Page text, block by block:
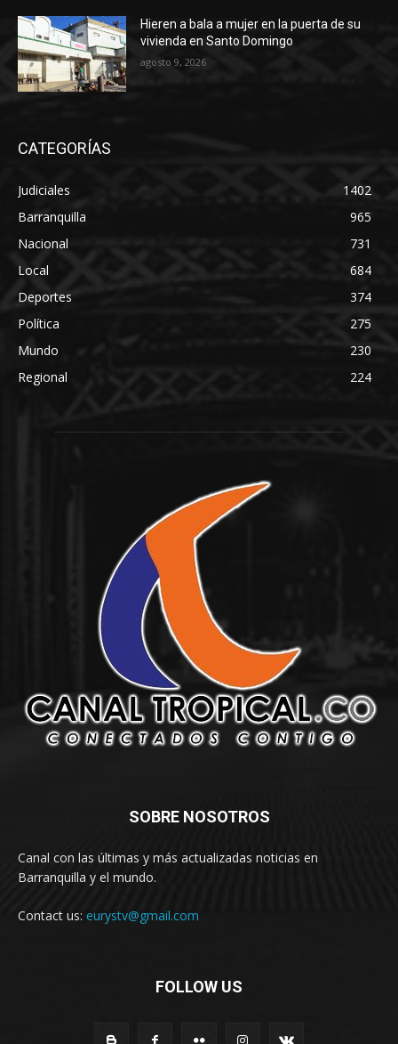
Hieren a bala a mujer en la puerta de su
vivienda en Santo Domingo
agosto 9, 2026
CATEGORÍAS
Judiciales
1402
Barranquilla
965
Nacional
731
Local
684
Deportes
374
Política
275
Mundo
230
Regional
224
SOBRE NOSOTROS
Canal con las últimas y más actualizadas noticias en
Barranquilla y el mundo.
Contact us: eurystv@gmail.com
FOLLOW US